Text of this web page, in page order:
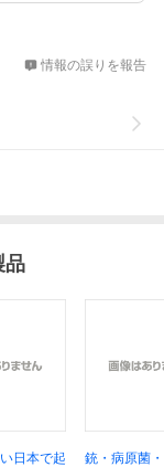
情報の誤りを報告
品
日本で起
銃・病原菌